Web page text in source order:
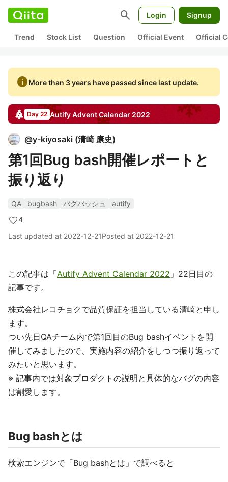
search Login Signup
Trend Stock List Question Official Event Official
infoMore than 3 years have passed since last update.
Day 22 AutifyAdvent Calendar 2022
@y-kiyosaki (清崎 康史)
第1回Bug bash開催レポートと
振り返り
QA bugbash バグバッシュ
autify
4
Last updated at 2022-12-21Posted at 2022-12-21
この記事は「Autify Advent Calendar 2022 」22日目の
記事です。
株式会社レコチョクで品質保証を担当している清崎と申し
ます。
つい先日QAチーム内で第1回目のBug bashイベントを開
催してみましたので、実施内容の紹介をしつつ振り返って
みたいと思います。
※ 記事内では対象プロダクトの説明と具体的なバグの内容
は割愛します。
Bug bashとは
検索エンジンで「Bug bashとは」で調べると